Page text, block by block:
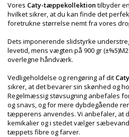
Vores Caty-tæppekollektion tilbyder
hvilket sikrer, at du kan finde det
foretrukne størrelse nemt fra vores
Dets imponerende slidstyrke
levetid, mens vægten på 900 gr
overlegne håndværk.
Vedligeholdelse og rengøring af dit
sikrer, at det bevarer sin skønhed og
Regelmæssig støvsugning anbefales
og snavs, og for mere dybdegående
tæpperens anvendes. Vi anbefaler, at
kemikalier og i stedet vælger
tæppets fibre og farver.